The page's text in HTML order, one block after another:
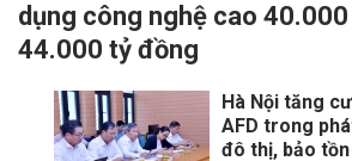
dụng công nghệ cao 40.000
44.000 tỷ đồng
Hà Nội tăng
AFD trong
đô thị, bảo